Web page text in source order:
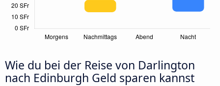
Wie du bei der Reise von Darlington
nach Edinburgh Geld sparen kannst